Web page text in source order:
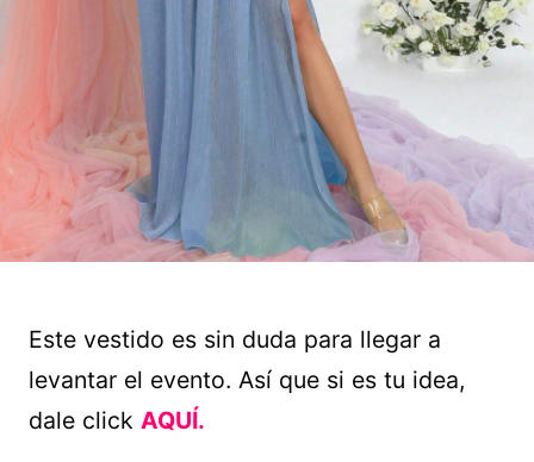
Este vestido es sin duda para llegar a
levantar el evento. Así que si es tu idea,
dale click AQUÍ.